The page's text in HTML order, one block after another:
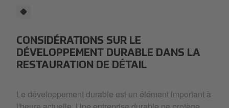
CONSIDÉRATIONS SUR LE
DÉVELOPPEMENT DURABLE DANS LA
RESTAURATION DE DÉTAIL
Le développement durable est un élément important à